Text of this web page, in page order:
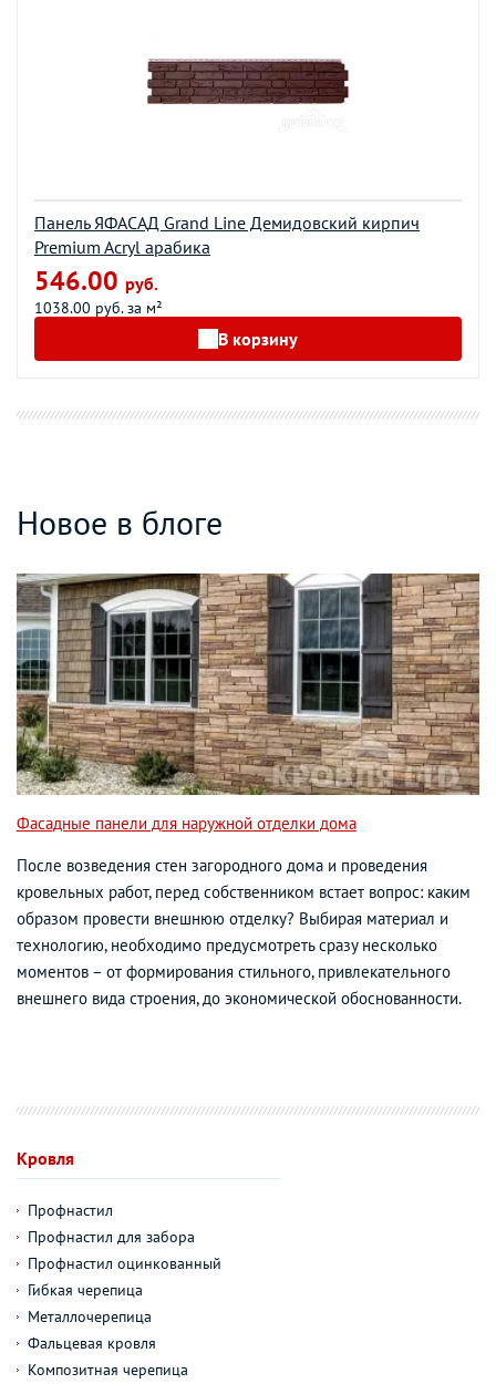
Панель ЯФАСАД Grand Line Демидовский кирпич
Premium Acryl арабика
546.00 руб.
1038.00 руб. за м²
В корзину
Новое в блоге
Фасадные панели для наружной отделки дома
После возведения стен загородного дома и проведения
кровельных работ, перед собственником встает вопрос: каким
образом провести внешнюю отделку? Выбирая материал и
технологию, необходимо предусмотреть сразу несколько
моментов – от формирования стильного, привлекательного
внешнего вида строения, до экономической обоснованности.
Кровля
Профнастил
Профнастил для забора
Профнастил оцинкованный
Гибкая черепица
Металлочерепица
Фальцевая кровля
Композитная черепица